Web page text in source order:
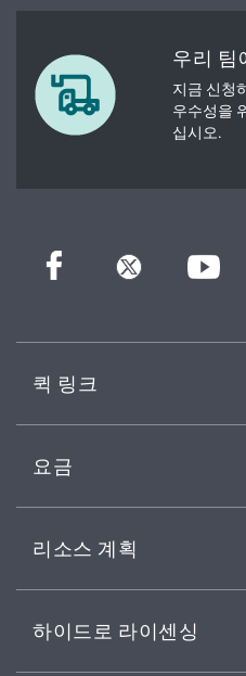
우리 팀
지금 신청
우수성을
십시오.
퀵 링크
요금
리소스 계획
하이드로 라이센싱